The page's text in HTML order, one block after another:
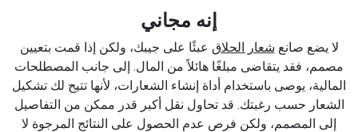
إنه مجاني
لا يضع صانع شعار الحلاق عبئًا على جيبك، ولكن إذا قمت بتعيين
مصمم، فقد يتقاضى مبلغًا هائلاً من المال. إلى جانب المصطلحات
المالية، يوصى باستخدام أداة إنشاء الشعارات، لأنها تتيح لك تشكيل
الشعار حسب رغبتك. قد تحاول نقل أكبر قدر ممكن من التفاصيل
إلى المصمم، ولكن فرص عدم الحصول على النتائج المرجوة لا